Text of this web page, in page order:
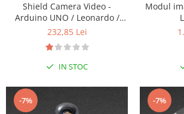
Adaptoare si convertoare
Convertor nivel logic
Convertor USB la serial
Shield Camera Video -
Arduino UNO / Leonardo /
Seeeduino
232,85 Lei
IN STOC
Modul
-7% -7%